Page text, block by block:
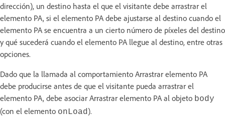
dirección), un destino hasta el que el visitante debe arrastrar el
elemento PA, si el elemento PA debe ajustarse al destino cuando el
elemento PA se encuentra a un cierto número de píxeles del destino
y qué sucederá cuando el elemento PA llegue al destino, entre otras
opciones.
Dado que la llamada al comportamiento Arrastrar elemento PA
debe producirse antes de que el visitante pueda arrastrar el
elemento PA, debe asociar Arrastrar elemento PA al objeto body
(con el elemento onLoad).